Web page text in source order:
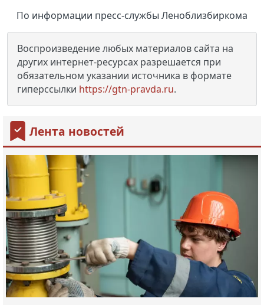
По информации пресс-службы Леноблизбиркома
Воспроизведение любых материалов сайта на
других интернет-ресурсах разрешается при
обязательном указании источника в формате
гиперссылки https://gtn-pravda.ru.
Лента новостей